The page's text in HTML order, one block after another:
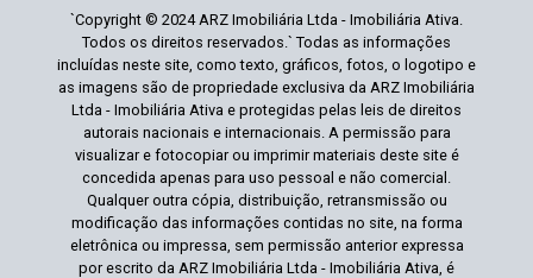
`Copyright © 2024 ARZ Imobiliária Ltda - Imobiliária Ativa.
Todos os direitos reservados.` Todas as informações
incluídas neste site, como texto, gráficos, fotos, o logotipo e
as imagens são de propriedade exclusiva da ARZ Imobiliária
Ltda - Imobiliária Ativa e protegidas pelas leis de direitos
autorais nacionais e internacionais. A permissão para
visualizar e fotocopiar ou imprimir materiais deste site é
concedida apenas para uso pessoal e não comercial.
Qualquer outra cópia, distribuição, retransmissão ou
modificação das informações contidas no site, na forma
eletrônica ou impressa, sem permissão anterior expressa
por escrito da ARZ Imobiliária Ltda - Imobiliária Ativa, é